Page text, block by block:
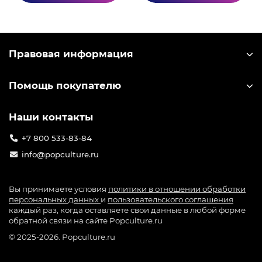
коллекционных фигурок. Узнать лицензионный
мерч можно по специальной голографической
наклейке на упаковке.
Правовая информация
Помощь покупателю
Наши контакты
+7 800 533-83-84
info@popculture.ru
Вы принимаете условия политики в отношении обработки
персональных данных и пользовательского соглашения
каждый раз, когда оставляете свои данные в любой форме
обратной связи на сайте Popculture.ru
© 2025-2026. Popculture.ru